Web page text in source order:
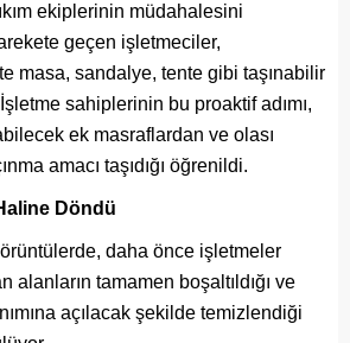
ekiplerinin müdahalesini
geçen işletmeciler,
masa, sandalye, tente gibi taşınabilir
İşletme sahiplerinin bu proaktif adımı,
ek masraflardan ve olası
amacı taşıdığı öğrenildi.
Döndü
daha önce işletmeler
alanların tamamen boşaltıldığı ve
açılacak şekilde temizlendiği